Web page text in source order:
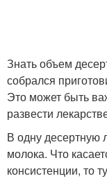
Знать объем
собрался
Это может быть
развести
В одну десертную
молока. Что
консистенции, то